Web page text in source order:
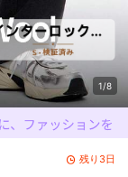
1/8
残り3日